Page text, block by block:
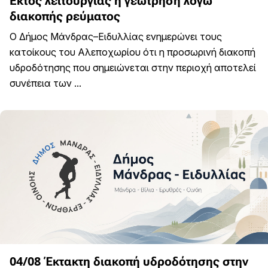
διακοπής ρεύματος
Ο Δήμος Μάνδρας–Ειδυλλίας ενημερώνει τους
κατοίκους του Αλεποχωρίου ότι η προσωρινή διακοπή
υδροδότησης που σημειώνεται στην περιοχή αποτελεί
συνέπεια των ...
04/08 Έκτακτη διακοπή υδροδότησης στην